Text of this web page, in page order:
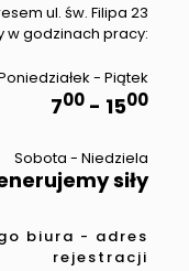
ul. św. Filipa 23
w godzinach pracy:
- Piątek
700 - 1500
Sobota - Niedziela
siły
biura - adres
rejestracji